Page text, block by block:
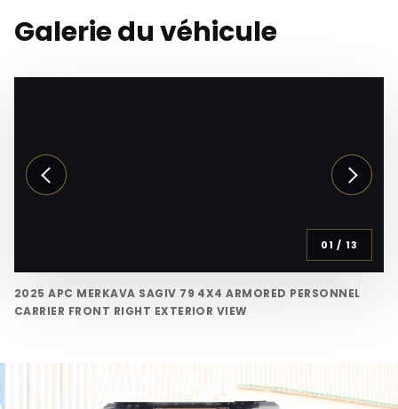
Galerie du véhicule
01 / 13
2025 APC MERKAVA SAGIV 79 4X4 ARMORED PERSONNEL
CARRIER FRONT RIGHT EXTERIOR VIEW